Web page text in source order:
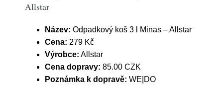
Allstar
Název: Odpadkový koš 3 l Minas – Allstar
Cena: 279 Kč
Výrobce: Allstar
Cena dopravy: 85.00 CZK
Poznámka k dopravě: WE|DO